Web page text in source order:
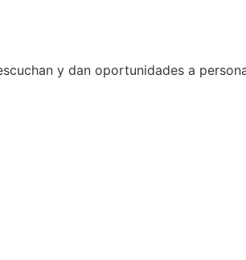
y dan oportunidades a